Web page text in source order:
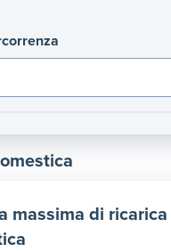
massima di ricarica